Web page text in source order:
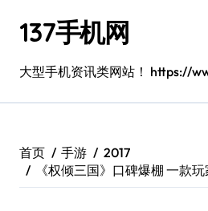
137手机网
大型手机资讯类网站！ https://
首页 手游
2017
《权倾三国》口碑爆棚 一款